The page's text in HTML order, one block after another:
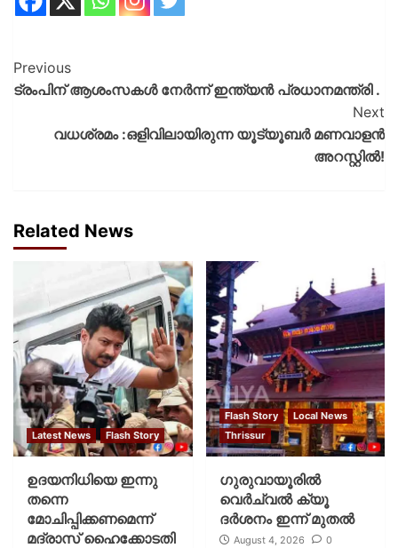
Previous
ട്രംപിന് ആശംസകൾ നേർന്ന് ഇന്ത്യൻ പ്രധാനമന്ത്രി .
Next
വധശ്രമം :ഒളിവിലായിരുന്ന യൂട്യൂബര്‍ മണവാളൻ
അറസ്റ്റിൽ!
Related News
Latest News Flash Story
ഉദയനിധിയെ ഇന്നു
തന്നെ
മോചിപ്പിക്കണമെന്ന്
മദ്രാസ് ഹൈക്കോടതി
Flash Story
Local News
Thrissur
ഗുരുവായൂരില്‍
വെര്‍ച്വല്‍ ക്യൂ
ദര്‍ശനം ഇന്ന് മുതല്‍
August 4, 2026 0